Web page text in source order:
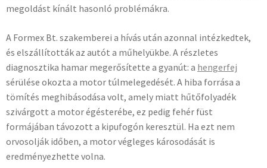
megoldást kínált hasonló problémákra.
A Formex Bt. szakemberei a hívás után azonnal intézkedtek,
és elszállították az autót a műhelyükbe. A részletes
diagnosztika hamar megerősítette a gyanút: a hengerfej
sérülése okozta a motor túlmelegedését. A hiba forrása a
tömítés meghibásodása volt, amely miatt hűtőfolyadék
szivárgott a motor égésterébe, ez pedig fehér füst
formájában távozott a kipufogón keresztül. Ha ezt nem
orvosolják időben, a motor végleges károsodását is
eredményezhette volna.